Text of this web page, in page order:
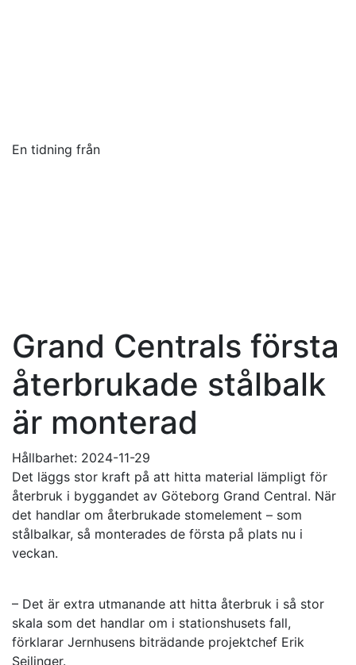
En tidning från
Grand Centrals första
återbrukade stålbalk
är monterad
Hållbarhet: 2024-11-29
Det läggs stor kraft på att hitta material lämpligt för
återbruk i byggandet av Göteborg Grand Central. När
det handlar om återbrukade stomelement – som
stålbalkar, så monterades de första på plats nu i
veckan.
– Det är extra utmanande att hitta återbruk i så stor
skala som det handlar om i stationshusets fall,
förklarar Jernhusens biträdande projektchef Erik
Seilinger.